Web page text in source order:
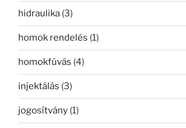
hidraulika (3)
homok rendelés (1)
homokfúvás (4)
injektálás (3)
jogosítvány (1)